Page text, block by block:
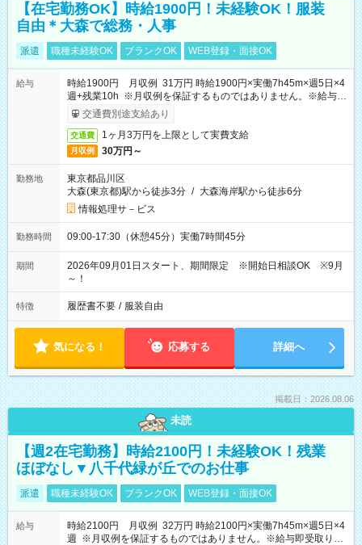
【在宅勤務OK】時給1900円！未経験OK！服装
自由＊大森で総務・人事
派遣 職種未経験OK ブランクOK WEB登録・面接OK
給与
時給1900円 月収例 31万円 時給1900円×実働7h45m×週5日×4
週+残業10h ※月収例を保証するものではありません。※給与即
受取りサービス利用可（利用条件有）
交通費別途支給あり
交通費 1ヶ月3万円を上限として実費支給
月収例 30万円～
勤務地
東京都品川区
大森(東京都)駅から徒歩3分 / 大森海岸駅から徒歩6分
情報処理サ－ビス
勤務時間 09:00-17:30（休憩45分）実働7時間45分
期間
2026年09月01日スタート、期間限定 ※開始日相談OK ※9月
～！
特徴 履歴書不要 / 服装自由
気になる！ 応募する 詳細へ
掲載日：2026.08.06
未読
【週2在宅勤務】時給2100円！未経験OK！残業
ほぼなし▼八千代緑が丘でのお仕事
派遣 職種未経験OK ブランクOK WEB登録・面接OK
給与
時給2100円 月収例 32万円 時給2100円×実働7h45m×週5日×4
週 ※月収例を保証するものではありません。※給与即受取りサ